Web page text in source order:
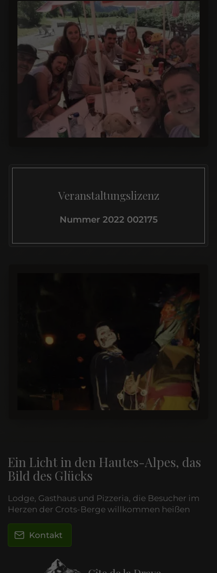
Veranstaltungslizenz
Nummer 2022 002175
Ein Licht in den Hautes-Alpes, das
Bild des Glücks
Lodge, Gasthaus und Pizzeria, die Besucher im
Herzen der Crots-Berge willkommen heißen
Kontakt